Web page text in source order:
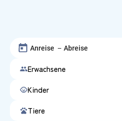
–
peopleErwachsene
child_careKinder
petsTiere